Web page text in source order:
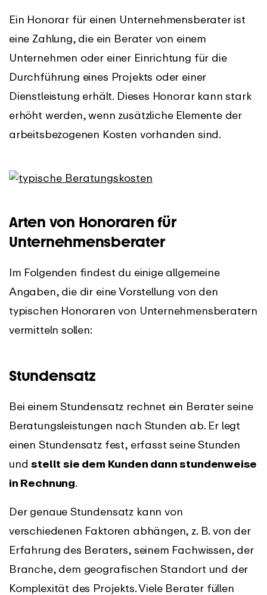
Ein Honorar für einen Unternehmensberater ist
eine Zahlung, die ein Berater von einem
Unternehmen oder einer Einrichtung für die
Durchführung eines Projekts oder einer
Dienstleistung erhält. Dieses Honorar kann stark
erhöht werden, wenn zusätzliche Elemente der
arbeitsbezogenen Kosten vorhanden sind.
Arten von Honoraren für
Unternehmensberater
Im Folgenden findest du einige allgemeine
Angaben, die dir eine Vorstellung von den
typischen Honoraren von Unternehmensberatern
vermitteln sollen:
Stundensatz
Bei einem Stundensatz rechnet ein Berater seine
Beratungsleistungen nach Stunden ab. Er legt
einen Stundensatz fest, erfasst seine Stunden
undstellt sie dem Kunden dann stundenweise
in Rechnung.
Der genaue Stundensatz kann von
verschiedenen Faktoren abhängen, z. B. von der
Erfahrung des Beraters, seinem Fachwissen, der
Branche, dem geografischen Standort und der
Komplexität des Projekts. Viele Berater füllen